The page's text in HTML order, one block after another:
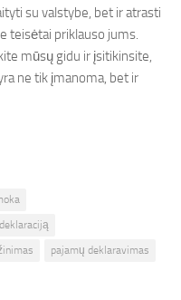
su valstybe, bet ir atrasti
teisėtai priklauso jums.
mūsų gidu ir įsitikinsite,
ne tik įmanoma, bet ir
pajamų deklaravimas